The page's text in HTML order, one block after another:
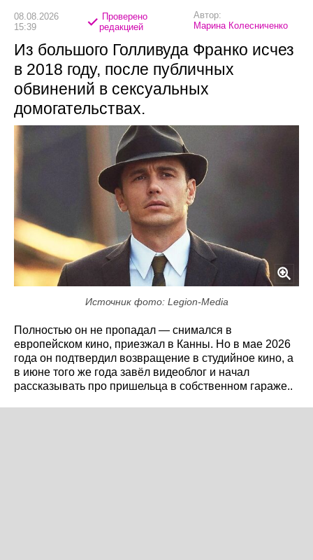
08.08.2026
15:39
Проверено
редакцией
Автор:
Марина Колесниченко
Из большого Голливуда Франко исчез
в 2018 году, после публичных
обвинений в сексуальных
домогательствах.
Источник фото: Legion-Media
Полностью он не пропадал — снимался в
европейском кино, приезжал в Канны. Но в мае 2026
года он подтвердил возвращение в студийное кино, а
в июне того же года завёл видеоблог и начал
рассказывать про пришельца в собственном гараже..